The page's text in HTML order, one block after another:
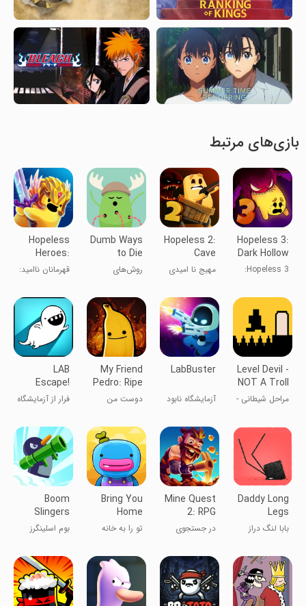
بازی‌های مرتبط
Hopeless 3:
Dark Hollow
Earth
Hopeless 3:
ناامید
Hopeless 2:
Cave
Escape
مهیج نا امیدی
Dumb Ways
to Die
روش‌های
مردن
Hopeless
Heroes:
Tap Attack
قهرمانان ناامید:
زدن
Level Devil -
NOT A Troll
Game
مراحل شیطانی -
نیست
LabBuster
آزمایشگاه نابود
My Friend
Pedro: Ripe
for Reve
دوست من
موز)
LAB
Escape!
فرار از آزمایشگاه
Daddy Long
Legs
بابا لنگ دراز
Mine Quest
2: RPG
Mining
Game
در جستجوی
Bring You
Home
تو را به خانه
Boom
Slingers
بوم اسلینگرز